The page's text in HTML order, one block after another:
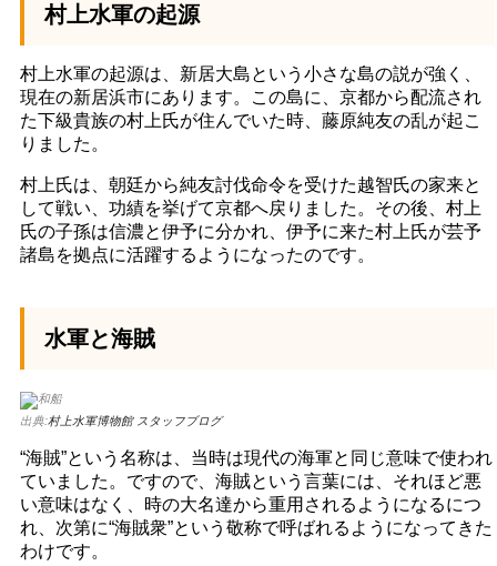
村上水軍の起源
村上水軍の起源は、新居大島という小さな島の説が強く、
現在の新居浜市にあります。この島に、京都から配流され
た下級貴族の村上氏が住んでいた時、藤原純友の乱が起こ
りました。
村上氏は、朝廷から純友討伐命令を受けた越智氏の家来と
して戦い、功績を挙げて京都へ戻りました。その後、村上
氏の子孫は信濃と伊予に分かれ、伊予に来た村上氏が芸予
諸島を拠点に活躍するようになったのです。
水軍と海賊
出典:村上水軍博物館 スタッフブログ
“海賊”という名称は、当時は現代の海軍と同じ意味で使われ
ていました。ですので、海賊という言葉には、それほど悪
い意味はなく、時の大名達から重用されるようになるにつ
れ、次第に“海賊衆”という敬称で呼ばれるようになってきた
わけです。